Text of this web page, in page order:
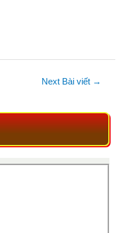
Next Bài viết →